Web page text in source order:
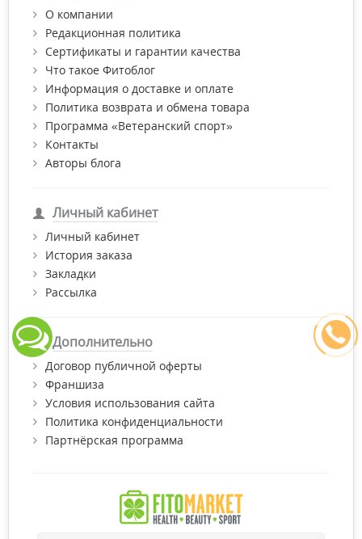
О компании
Редакционная политика
Сертификаты и гарантии качества
Что такое Фитоблог
Информация о доставке и оплате
Политика возврата и обмена товара
Программа «Ветеранский спорт»
Контакты
Авторы блога
Личный кабинет
Личный кабинет
История заказа
Закладки
Рассылка
Дополнительно
Договор публичной оферты
Франшиза
Условия использования сайта
Политика конфиденциальности
Партнёрская программа